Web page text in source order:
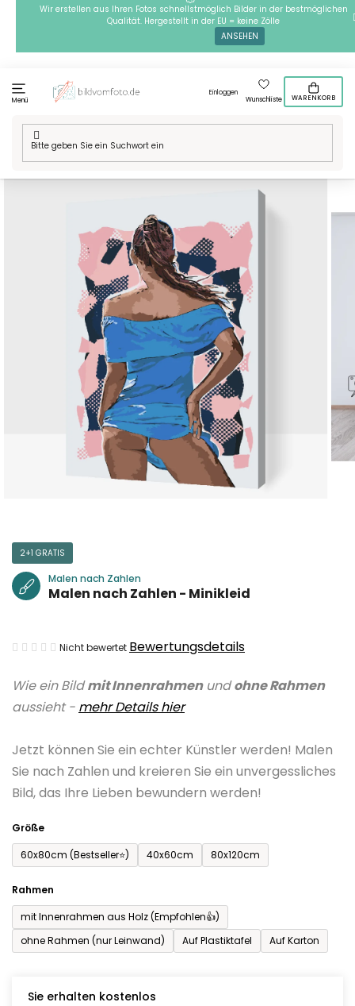
springen
Wir erstellen aus Ihren Fotos schnellstmöglich Bilder in der bestmöglichen
Qualität. Hergestellt in der EU = keine Zölle
ANSEHEN
Menü
Einloggen
Wunschliste
WARENKORB
Startseite
/ Technik / Malen nach Zahlen / Malen nach Zahlen -
Minikleid
Wie ein Bildmit Innenrahmenundohne Rahmen
aussieht - mehr Details hier
Jetzt können Sie ein echter Künstler werden! Malen
Sie nach Zahlen und kreieren Sie ein unvergessliches
Bild, das Ihre Lieben bewundern werden!
Größe
60x80cm (Bestseller⭐)
40x60cm 80x120cm
Rahmen
mit Innenrahmen aus Holz (Empfohlen👍)
ohne Rahmen (nur Leinwand)
Auf Plastiktafel Auf Karton
Sie erhalten kostenlos
2+1 GRATIS
Malen nach Zahlen
Malen nach Zahlen - Minikleid
Die
Produktbewertung
ist
von
5
Sternen.
Nicht bewertet Bewertungsdetails